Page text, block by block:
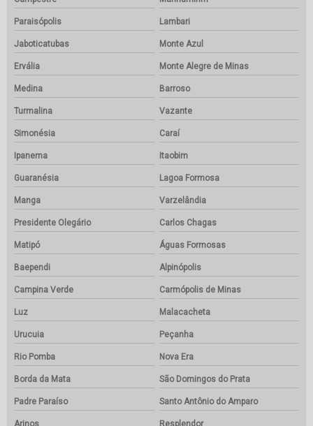
Paraisópolis Lambari
Jaboticatubas Monte Azul
Ervália Monte Alegre de Minas
Medina Barroso
Turmalina Vazante
Simonésia Caraí
Ipanema Itaobim
Guaranésia Lagoa Formosa
Manga Varzelândia
Presidente Olegário Carlos Chagas
Matipó Águas Formosas
Baependi Alpinópolis
Campina Verde Carmópolis de Minas
Luz Malacacheta
Urucuia Peçanha
Rio Pomba Nova Era
Borda da Mata São Domingos do Prata
Padre Paraíso Santo Antônio do Amparo
Arinos Resplendor